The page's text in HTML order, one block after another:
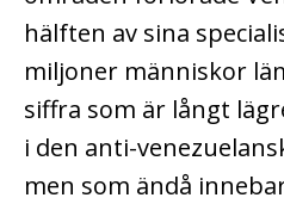
hälften av sina
miljoner människor
siffra som är långt
i den anti-
men som ändå